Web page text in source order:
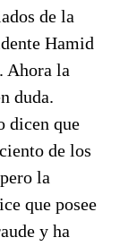
de la
Hamid
Ahora la
duda.
dicen que
de los
la
que posee
y ha